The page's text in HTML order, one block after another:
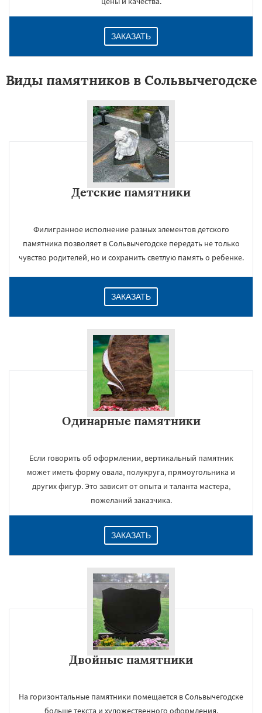
ЗАКАЗАТЬ
Виды памятников в Сольвычегодске
Детские памятники
Филигранное исполнение разных элементов детского
памятника позволяет в Сольвычегодске передать не только
чувство родителей, но и сохранить светлую память о ребенке.
ЗАКАЗАТЬ
Одинарные памятники
Если говорить об оформлении, вертикальный памятник
может иметь форму овала, полукруга, прямоугольника и
других фигур. Это зависит от опыта и таланта мастера,
пожеланий заказчика.
ЗАКАЗАТЬ
Двойные памятники
На горизонтальные памятники помещается в Сольвычегодске
больше текста и художественного оформления.